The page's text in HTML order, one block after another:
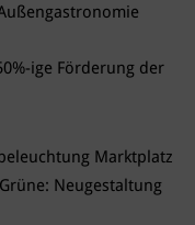
ige Förderung der
Marktplatz
Neugestaltung